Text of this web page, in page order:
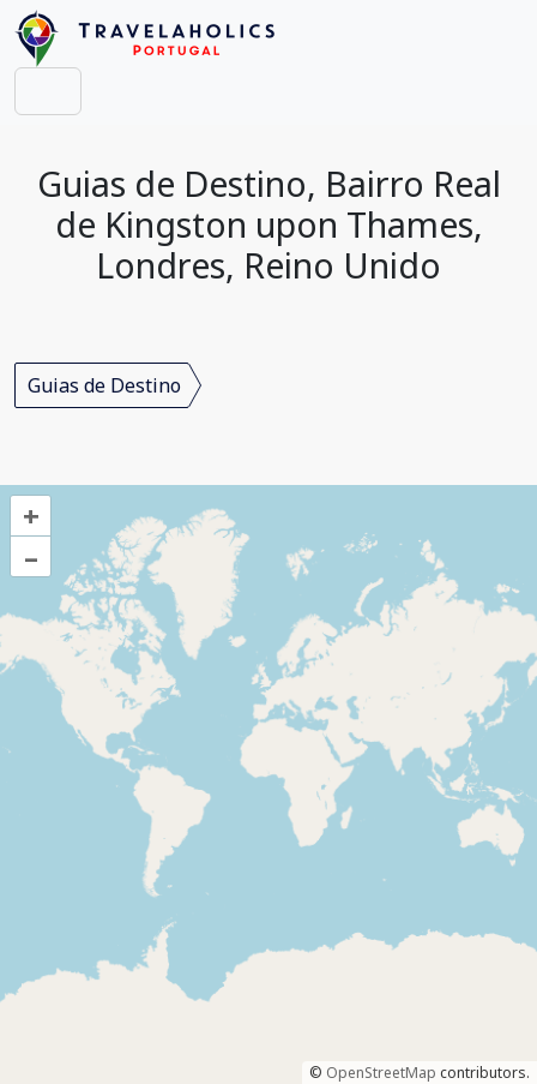
Guias de Destino, Bairro Real
de Kingston upon Thames,
Londres, Reino Unido
Guias de Destino
+
–
© OpenStreetMap contributors.